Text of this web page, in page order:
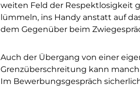
weiten Feld der Respektlosigkeit
lümmeln, ins Handy anstatt auf
dem Gegenüber beim
Auch der Übergang von einer
Grenzüberschreitung kann
Im Bewerbungsgespräch